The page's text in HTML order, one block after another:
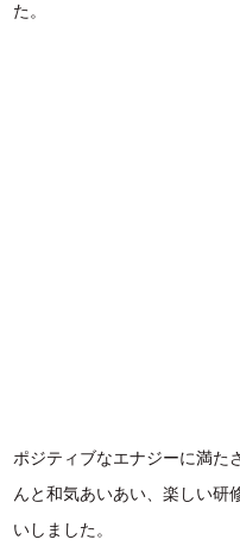
た。
ポジティブなエナジーに満た
んと和気あいあい、楽しい研
いしました。